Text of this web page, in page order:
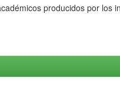
producidos por los